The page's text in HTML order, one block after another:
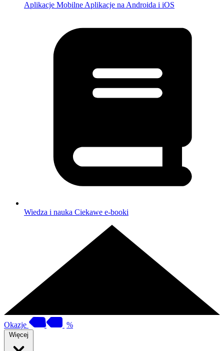
Aplikacje Mobilne Aplikacje na Androida i iOS
Wiedza i nauka Ciekawe e-booki
Okazje %
Więcej